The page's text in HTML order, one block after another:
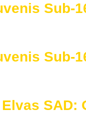
Sub-
Sub-
Elvas SAD: